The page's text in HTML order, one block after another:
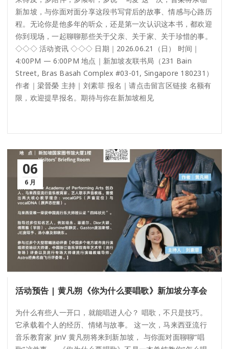
新加坡，与你面对面分享这段书写背后的故事、情感与心路历
程。无论你是他多年的听众，还是第一次认识这本书，都欢迎
你到现场，一起聊聊那些关于父亲、关于家、关于珍惜的事。
◇◇◇ 活动资讯 ◇◇◇ 日期｜2026.06.21（日） 时间｜
4:00PM — 6:00PM 地点｜新加坡友联书局（231 Bain
Street, Bras Basah Complex #03-01, Singapore 180231）
作者｜梁晉榮 主持｜刘素菲 报名｜请点击留言区链接 名额有
限，欢迎提早报名。期待与你在新加坡相见
06
6 月
活动预告 | 黄凡朔《你为什么要唱歌》新加坡分享会
为什么有些人一开口，就能唱进人心？ 唱歌，不只是技巧。
它承载着个人的经历、情绪与故事。 这一次，马来西亚流行
音乐教育家 JinV 黄凡朔将来到新加坡， 与你面对面聊聊“唱